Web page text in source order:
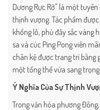
Dương Rực Rỡ" là một
thịnh vượng. Tác phẩm
khổng lồ, phủ đầy sắc vàng
sa và cúc Ping Pong viên
chân kệ được trang trí bằng
một tổng thể vừa sang
Ý Nghĩa Của Sự Thịnh
Trong văn hóa phương